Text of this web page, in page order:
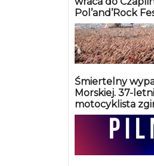
Pol’and’Rock
Śmiertelny
Morskiej. 37-letni
motocyklista